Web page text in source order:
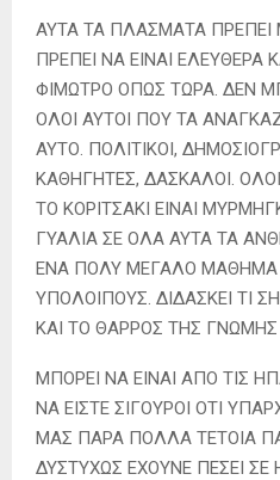
ΑΥΤΑ ΤΑ ΠΛΑΣΜΑΤΑ ΠΡΕΠΕΙ
ΠΡΕΠΕΙ ΝΑ ΕΙΝΑΙ ΕΛΕΥΘΕΡΑ
ΦΙΜΩΤΡΟ ΟΠΩΣ ΤΩΡΑ. ΔΕΝ
ΟΛΟΙ ΑΥΤΟΙ ΠΟΥ ΤΑ
ΑΥΤΟ. ΠΟΛΙΤΙΚΟΙ,
ΚΑΘΗΓΗΤΕΣ, ΔΑΣΚΑΛΟΙ.
ΤΟ ΚΟΡΙΤΣΑΚΙ ΕΙΝΑΙ
ΓΥΑΛΙΑ ΣΕ ΟΛΑ ΑΥΤΑ ΤΑ
ΕΝΑ ΠΟΛΥ ΜΕΓΑΛΟ ΜΑΘΗΜΑ
ΥΠΟΛΟΙΠΟΥΣ. ΔΙΔΑΣΚΕΙ ΤΙ
ΚΑΙ ΤΟ ΘΑΡΡΟΣ ΤΗΣ
ΜΠΟΡΕΙ ΝΑ ΕΙΝΑΙ ΑΠΟ ΤΙΣ
ΝΑ ΕΙΣΤΕ ΣΙΓΟΥΡΟΙ ΟΤΙ
ΜΑΣ ΠΑΡΑ ΠΟΛΛΑ ΤΕΤΟΙΑ
ΔΥΣΤΥΧΩΣ ΕΧΟΥΝΕ ΠΕΣΕΙ ΣΕ